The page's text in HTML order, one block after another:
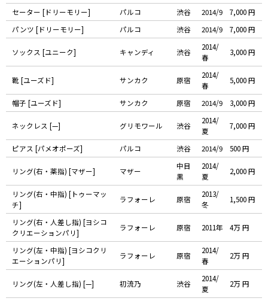
セーター [ドリーモリー] パルコ 渋谷 2014/9
7,000 円
パンツ [ドリーモリー]
パルコ 渋谷 2014/9 7,000 円
ソックス [ユニーク] キャンディ 渋谷
2014/
春
3,000 円
靴 [ユーズド] サンカク 原宿
2014/
春
5,000 円
帽子 [ユーズド] サンカク 原宿 2014/9 3,000 円
ネックレス [—] グリモワール 渋谷
2014/
夏
7,000 円
ピアス [パメオポーズ] パルコ 渋谷 2014/9 500 円
リング(右・薬指) [マザー] マザー
中目
黒
2014/
夏
2,000 円
リング(右・中指) [トゥーマッ
チ]
ラフォーレ 原宿
2013/
冬
1,500 円
リング(右・人差し指) [ヨシコ
クリエーションパリ]
ラフォーレ 原宿 2011年 4万 円
リング(左・中指) [ヨシコクリ
エーションパリ]
ラフォーレ 原宿
2014/
春
2万 円
リング(左・人差し指) [—] 初流乃 渋谷
2014/
夏
2万 円